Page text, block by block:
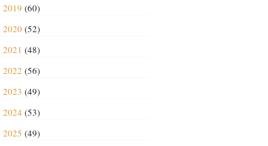
2019 (60)
2020 (52)
2021 (48)
2022 (56)
2023 (49)
2024 (53)
2025 (49)